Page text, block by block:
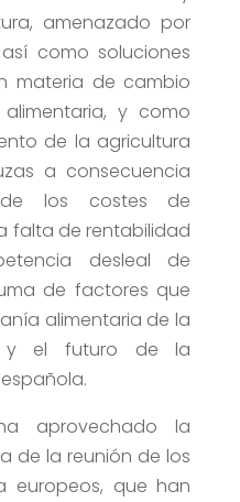
amenazado por
como soluciones
materia de cambio
y como
de la agricultura
a consecuencia
de los costes de
falta de rentabilidad
desleal de
de factores que
alimentaria de la
y el futuro de la
aprovechado la
de la reunión de los
europeos, que han